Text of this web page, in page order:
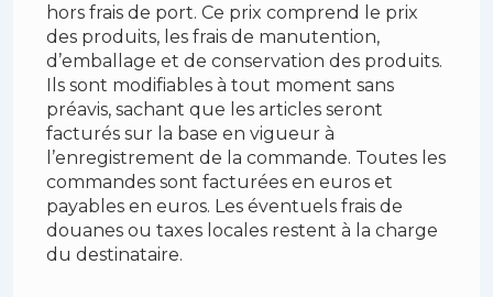
hors frais de port. Ce prix comprend le prix
des produits, les frais de manutention,
d’emballage et de conservation des produits.
Ils sont modifiables à tout moment sans
préavis, sachant que les articles seront
facturés sur la base en vigueur à
l’enregistrement de la commande. Toutes les
commandes sont facturées en euros et
payables en euros. Les éventuels frais de
douanes ou taxes locales restent à la charge
du destinataire.